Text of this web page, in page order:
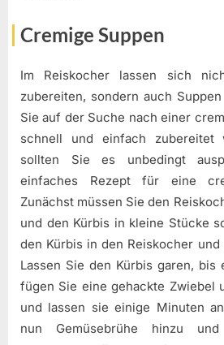
Cremige Suppen
Im Reiskocher lassen sich
zubereiten, sondern auch
Sie auf der Suche nach einer
schnell und einfach zubereitet
sollten Sie es unbedingt
einfaches Rezept für eine
Zunächst müssen Sie den
und den Kürbis in kleine Stücke
den Kürbis in den Reiskocher
Lassen Sie den Kürbis garen, bis
fügen Sie eine gehackte Zwiebel
und lassen sie einige Minuten
nun Gemüsebrühe hinzu